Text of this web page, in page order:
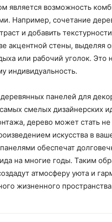
является возможность
Например, сочетание
и добавить
акцентной стены, выделяя
или рабочий уголок. Это
индивидуальность.
панелей для
смелых дизайнерских
дерево может стать
искусства в
обеспечат
на многие годы. Таким
атмосферу уюта и
жизненного